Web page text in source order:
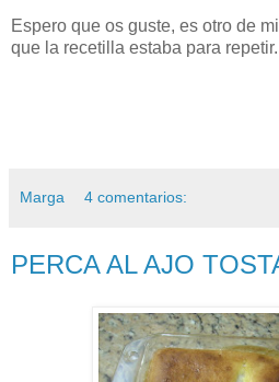
Espero que os guste, es otro de
que la recetilla estaba para repetir.
Marga 4 comentarios:
PERCA AL AJO